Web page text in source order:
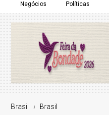
Negócios Políticas
Brasil Brasil